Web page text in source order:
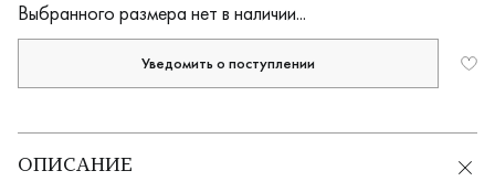
Выбранного размера нет в наличии...
Уведомить о поступлении
ОПИСАНИЕ